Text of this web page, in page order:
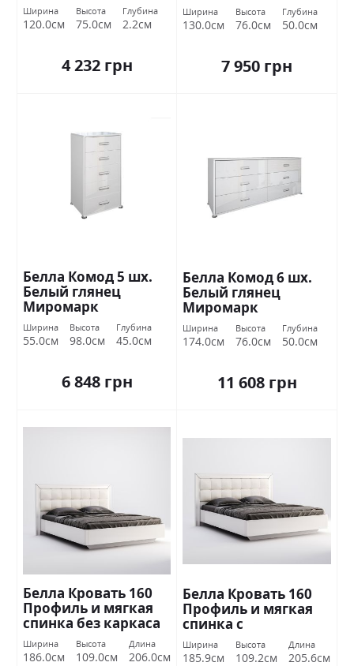
Ширина
120.0см
Высота
75.0см
Глубина
2.2см
4 232 грн
Ширина
130.0см
Высота
76.0см
Глубина
50.0см
7 950 грн
Белла Комод 5 шх.
Белый глянец
Миромарк
Ширина
55.0см
Высота
98.0см
Глубина
45.0см
6 848 грн
Белла Комод 6 шх.
Белый глянец
Миромарк
Ширина
174.0см
Высота
76.0см
Глубина
50.0см
11 608 грн
Белла Кровать 160
Профиль и мягкая
спинка без каркаса
Белый глянец
Миромарк
Ширина
186.0см
Высота
109.0см
Длина
206.0см
Белла Кровать 160
Профиль и мягкая
спинка с
подъемником
Белый глянец
Ширина
185.9см
Высота
109.2см
Длина
205.6см